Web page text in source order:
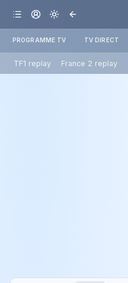
PROGRAMME TV TV DIRECT
TF1 replay France 2 replay